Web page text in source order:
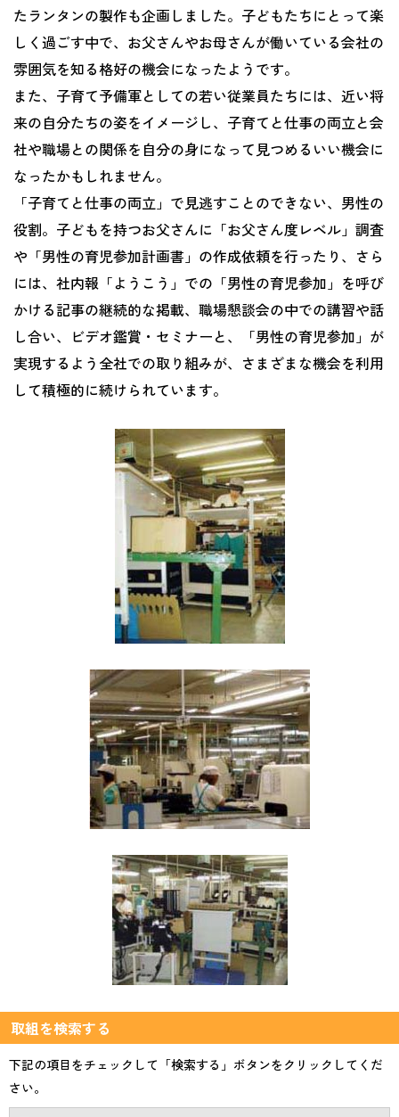
たランタンの製作も企画しました。子どもたちにとって楽
しく過ごす中で、お父さんやお母さんが働いている会社の
雰囲気を知る格好の機会になったようです。
また、子育て予備軍としての若い従業員たちには、近い将
来の自分たちの姿をイメージし、子育てと仕事の両立と会
社や職場との関係を自分の身になって見つめるいい機会に
なったかもしれません。
「子育てと仕事の両立」で見逃すことのできない、男性の
役割。子どもを持つお父さんに「お父さん度レベル」調査
や「男性の育児参加計画書」の作成依頼を行ったり、さら
には、社内報「ようこう」での「男性の育児参加」を呼び
かける記事の継続的な掲載、職場懇談会の中での講習や話
し合い、ビデオ鑑賞・セミナーと、「男性の育児参加」が
実現するよう全社での取り組みが、さまざまな機会を利用
して積極的に続けられています。
取組を検索する
下記の項目をチェックして「検索する」ボタンをクリックしてくだ
さい。